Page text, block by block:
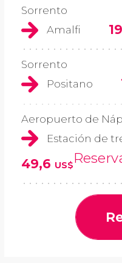
Sorrento
Amalfi
Sorrento
Positano
Aeropuerto de
Estación de
49,6 US$